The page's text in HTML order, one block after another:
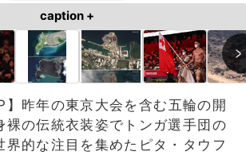
caption +
】昨年の東京大会を含む五輪の開
裸の伝統衣装姿でトンガ選手団の
界的な注目を集めたピタ・タウフ